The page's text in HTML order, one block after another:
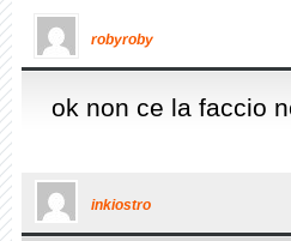
robyroby
ok non ce la faccio
inkiostro